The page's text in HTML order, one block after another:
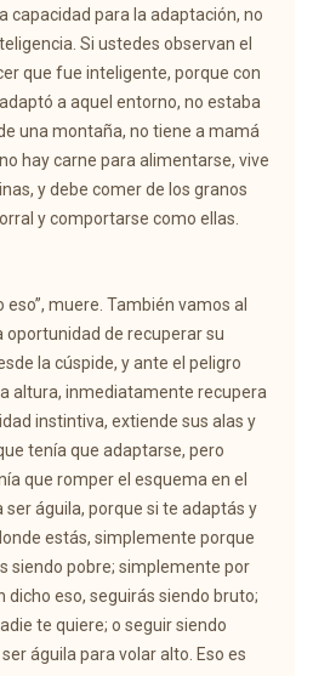
capacidad para la adaptación, no
Si ustedes observan el
que fue inteligente, porque con
a aquel entorno, no estaba
una montaña, no tiene a mamá
hay carne para alimentarse, vive
y debe comer de los granos
y comportarse como ellas.
eso”, muere. También vamos al
oportunidad de recuperar su
la cúspide, y ante el peligro
altura, inmediatamente recupera
instintiva, extiende sus alas y
tenía que adaptarse, pero
que romper el esquema en el
águila, porque si te adaptás y
estás, simplemente porque
siendo pobre; simplemente por
dicho eso, seguirás siendo bruto;
te quiere; o seguir siendo
águila para volar alto. Eso es